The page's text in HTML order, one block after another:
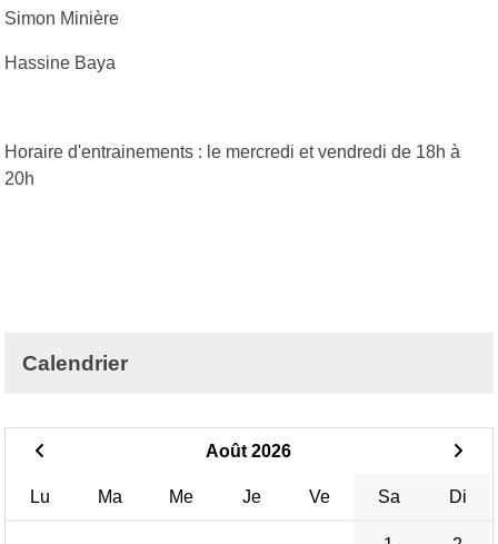
Simon Minière
Hassine Baya
Horaire d'entrainements : le mercredi et vendredi de 18h à
20h
Calendrier
Août 2026
Lu Ma Me Je Ve Sa Di